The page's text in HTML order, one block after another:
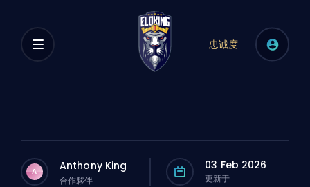
忠诚度
A Anthony King
合作夥伴
03 Feb 2026
更新于